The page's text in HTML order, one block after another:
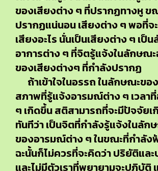
ของเสียงต่าง ๆ ที่ปรากฏทางหู ข
ปรากฏแน่นอน เสียงต่าง ๆ พอที่จ
เสียงอะไร นั่นเป็นเสียงต่าง ๆ เป็
อาการต่าง ๆ ที่จิตรู้แจ้งในลักษณ
ของเสียงต่างๆ ที่กำลังปรากฏ
ถ้าเข้าใจในอรรถ ในลักษณะขอ
สภาพที่รู้แจ้งอารมณ์ต่าง ๆ เวลา
ๆ เกิดขึ้น สติสามารถที่จะมีปัจจัยเ
ทันทีว่า เป็นจิตที่กำลังรู้แจ้งในลัก
ของอารมณ์ต่าง ๆ ในขณะที่กำลัง
ฉะนั้นก็ไม่ควรที่จะคิดว่า ปริยัติแ
และไม่มีตัวเราที่พยายามจะปฏิบัติ